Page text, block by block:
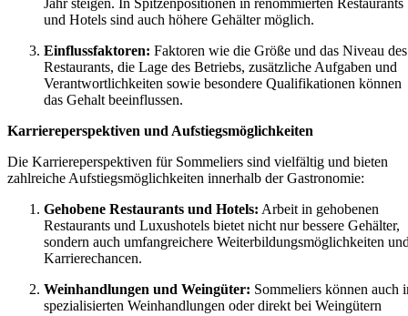
und Hotels sind auch höhere Gehälter möglich.
Einflussfaktoren: Faktoren wie die Größe und das Niveau des
Restaurants, die Lage des Betriebs, zusätzliche Aufgaben und
Verantwortlichkeiten sowie besondere Qualifikationen können
das Gehalt beeinflussen.
Karriereperspektiven und Aufstiegsmöglichkeiten
Die Karriereperspektiven für Sommeliers sind vielfältig und bieten
zahlreiche Aufstiegsmöglichkeiten innerhalb der Gastronomie:
Gehobene Restaurants und Hotels: Arbeit in gehobenen
Restaurants und Luxushotels bietet nicht nur bessere Gehälter,
sondern auch umfangreichere Weiterbildungsmöglichkeiten
Karrierechancen.
Weinhandlungen und Weingüter: Sommeliers können auch
spezialisierten Weinhandlungen oder direkt bei Weingütern